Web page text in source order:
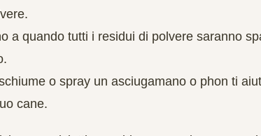
a quando tutti i residui di polvere saranno
o spray un asciugamano o phon ti
cane.